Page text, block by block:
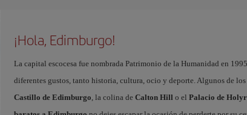
¡Hola, Edimburgo!
La capital escocesa fue nombrada Patrimonio de la Humanidad en
diferentes gustos, tanto historia, cultura, ocio y deporte. Algunos de
Castillo de Edimburgo, la colina de Calton Hill o el Palacio de